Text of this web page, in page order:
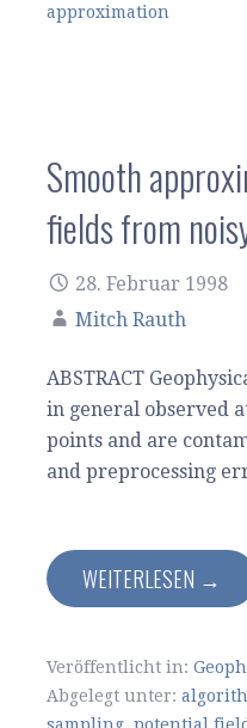
approximation
Smooth
fields from
28. Februar 1998
Mitch Rauth
ABSTRACT
in general observed
points and are
and preprocessing
WEITERLESEN →
Veröffentlicht in:
Abgelegt unter:
sampling potential